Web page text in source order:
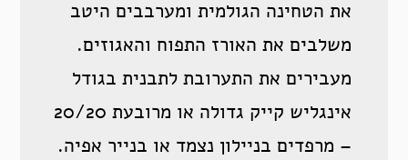
את הטחינה הגולמית ומערבבים היטב
משלבים את האורז התפוח והאגוזים.
מעבירים את התערובת לתבנית בגודל
אינגליש קייק גדולה או מרובעת 20/20
– מרפדים בניילון נצמד או בנייר אפיה.